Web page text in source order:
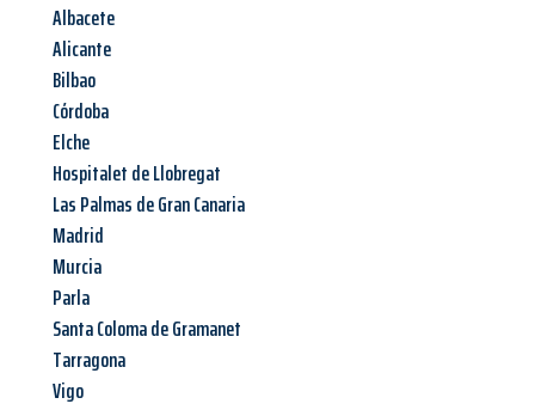
Albacete
Alicante
Bilbao
Córdoba
Elche
Hospitalet de Llobregat
Las Palmas de Gran Canaria
Madrid
Murcia
Parla
Santa Coloma de Gramanet
Tarragona
Vigo